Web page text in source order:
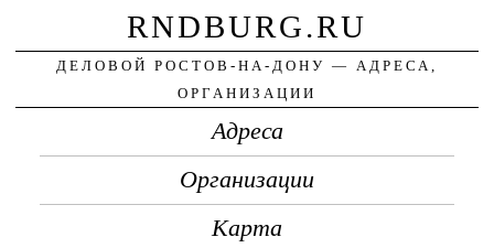
RNDBURG.RU
ДЕЛОВОЙ РОСТОВ-НА-ДОНУ — АДРЕСА,
ОРГАНИЗАЦИИ
Адреса
Организации
Карта